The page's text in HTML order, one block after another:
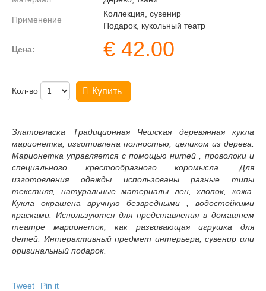
Применение
Коллекция, сувенир
Подарок, кукольный театр
Цена: € 42.00
Кол-во Купить
Златовласка Традиционная Чешская деревянная кукла
марионетка, изготовлена полностью, целиком из дерева.
Марионетка управляется с помощью нитей , проволоки и
специального крестообразного коромысла. Для
изготовления одежды использованы разные типы
текстиля, натуральные материалы лен, хлопок, кожа.
Кукла окрашена вручную безвредными , водостойкими
красками. Используются для представления в домашнем
театре марионеток, как развивающая игрушка для
детей. Интерактивный предмет интерьера, сувенир или
оригинальный подарок.
Tweet Pin it